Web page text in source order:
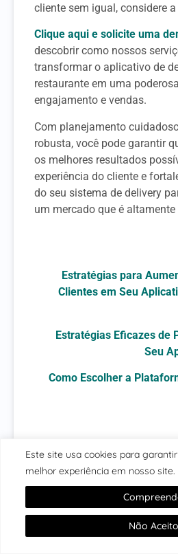
Este site usa cookies para
melhor experiência em nosso site.
Não Aceito
cliente sem igual, considere a
Clique aqui e solicite uma
descobrir como nossos
transformar o aplicativo de
restaurante em uma
engajamento e vendas.
Com planejamento
robusta, você pode garantir
os melhores resultados
experiência do cliente e
do seu sistema de delivery
um mercado que é
Estratégias para
Clientes em Seu
Estratégias Eficazes de
Seu
Como Escolher a
Aplicativo Delivery Aplicativo
APLICATIVO DELIVERY